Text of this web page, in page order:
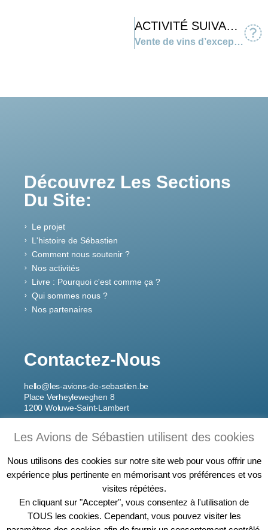
ACTIVITÉ SUIVANTE
Vente de vins d’exception II
Découvrez Les Sections
Du Site:
Le projet
L'histoire de Sébastien
Comment nous soutenir ?
Nos activités
Livre : Pourquoi c'est comme ça ?
Qui sommes nous ?
Nos partenaires
Contactez-Nous
hello@les-avions-de-sebastien.be
Place Verheyleweghen 8
1200 Woluwe-Saint-Lambert
Inscrivez-Vous À Notre
Newsletter
Je m'inscris
Les Avions de Sébastien utilisent des cookies
Nous utilisons des cookies sur notre site web pour vous offrir une
expérience plus pertinente en mémorisant vos préférences et vos
visites répétées.
En cliquant sur "Accepter", vous consentez à l'utilisation de
TOUS les cookies. Cependant, vous pouvez visiter les